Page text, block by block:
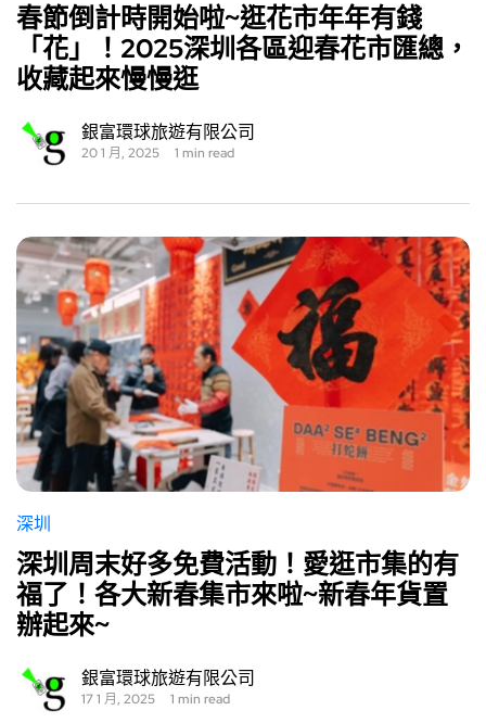
春節倒計時開始啦~逛花市年年有錢
「花」！2025深圳各區迎春花市匯總，
收藏起來慢慢逛
銀富環球旅遊有限公司
20 1 月, 2025 1 min read
深圳
深圳周末好多免費活動！愛逛市集的有
福了！各大新春集市來啦~新春年貨置
辦起來~
銀富環球旅遊有限公司
17 1 月, 2025 1 min read